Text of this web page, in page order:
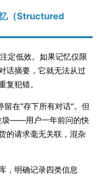
（Structured
定低效。如果记忆仅限
话摘要，它就无法从过
复犯错。
留在"存下所有对话"。但
圾——用户一年前问的快
的请求毫无关联，混杂
，明确记录四类信息